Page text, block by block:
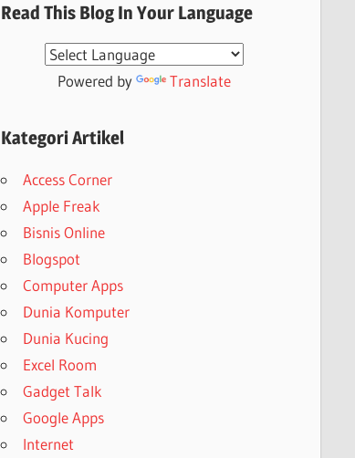
Read This Blog In Your Language
Powered by Translate
Kategori Artikel
Access Corner
Apple Freak
Bisnis Online
Blogspot
Computer Apps
Dunia Komputer
Dunia Kucing
Excel Room
Gadget Talk
Google Apps
Internet